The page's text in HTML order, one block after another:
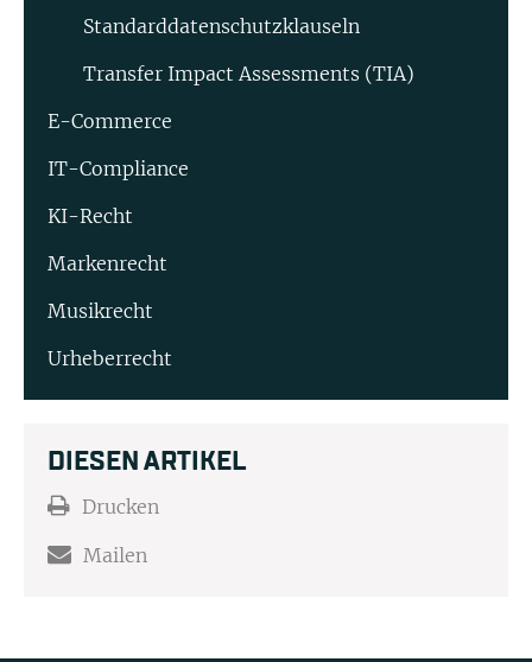
Standard­datenschutz­klauseln
Transfer Impact Assessments (TIA)
E-Commerce
IT-Compliance
KI-Recht
Markenrecht
Musikrecht
Urheberrecht
DIESEN ARTIKEL
Drucken
Mailen